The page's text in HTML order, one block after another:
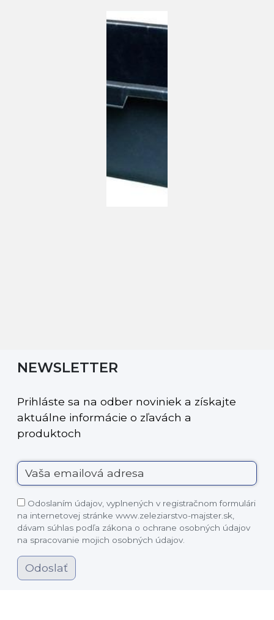
NEWSLETTER
Prihláste sa na odber noviniek a získajte
aktuálne informácie o zľavách a
produktoch
Odoslaním údajov, vyplnených v registračnom formulári
na internetovej stránke www.zeleziarstvo-majster.sk,
dávam súhlas podľa zákona o ochrane osobných údajov
na spracovanie mojich osobných údajov.
Odoslať